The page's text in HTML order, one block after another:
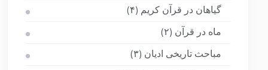
گیاهان در قرآن کریم (۴)
ماه در قرآن (۲)
مباحث تاریخی ادیان (۳)